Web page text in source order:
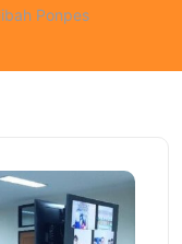
Ponpes